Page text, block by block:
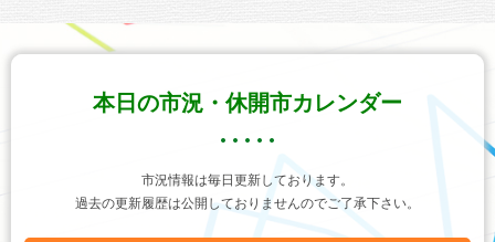
本日の市況・休開市カレンダー
市況情報は毎日更新しております。
過去の更新履歴は公開しておりませんのでご了承下さい。